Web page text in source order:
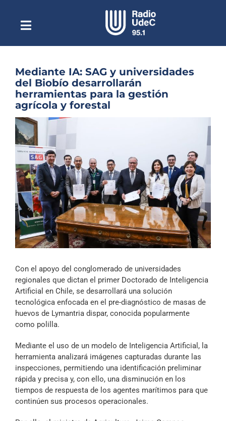
contenidoToggle
NavigationEscuchar Radio UdeC en vivo
Quiénes Somos
Programación
Podcast
Columnas
Música Clásica
Especiales
Archivo Sonoro
Mediante IA: SAG y universidades
del Biobío desarrollarán
herramientas para la gestión
agrícola y forestal
Ver
imagen
más
grande
Con el apoyo del conglomerado de universidades
regionales que dictan el primer Doctorado de Inteligencia
Artificial en Chile, se desarrollará una solución
tecnológica enfocada en el pre-diagnóstico de masas de
huevos de Lymantria dispar, conocida popularmente
como polilla.
Mediante el uso de un modelo de Inteligencia Artificial, la
herramienta analizará imágenes capturadas durante las
inspecciones, permitiendo una identificación preliminar
rápida y precisa y, con ello, una disminución en los
tiempos de respuesta de los agentes marítimos para que
continúen sus procesos operacionales.